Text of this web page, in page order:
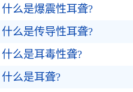
什么是爆震性耳聋?
什么是传导性耳聋?
什么是耳毒性聋?
什么是耳聋?